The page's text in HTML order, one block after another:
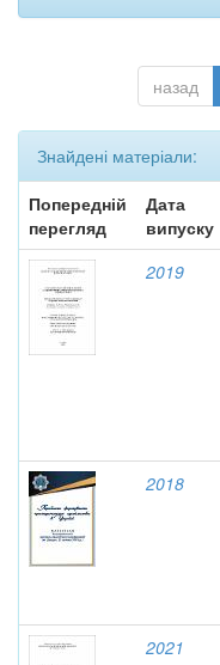
назад
Знайдені матеріали:
Попередній
перегляд
Дата
випуску
2019
2018
2021